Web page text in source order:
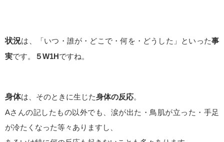
状況は、「いつ・誰が・どこで・何を・どうした」といった事
実です。 ５W1Hですね。
身体は、そのときに生じた身体の反応。
Aさんの記したもの以外でも、涙が出た・鳥肌が立った・手足
が冷たくなった等々ありますし、